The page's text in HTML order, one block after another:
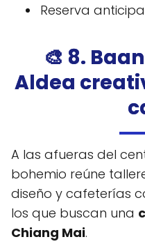
Reserva
🎨 8.
Aldea
A las afueras del
bohemio reúne
diseño y cafeterías
los que buscan una
Chiang Mai.